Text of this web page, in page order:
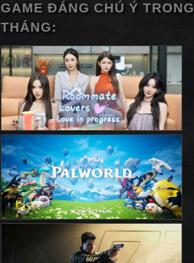
GAME ĐÁNG CHÚ Ý TRONG
THÁNG: